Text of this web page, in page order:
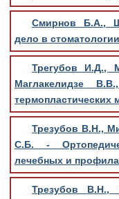
Смирнов Б.А.,
дело в стоматологии
Трегубов И.Д.,
Маглакелидзе
термопластических
Трезубов В.Н.,
С.Б. -
лечебных и
Трезубов